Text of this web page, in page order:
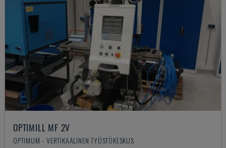
OPTIMILL MF 2V
OPTIMUM - VERTIKAALINEN TYÖSTÖKESKUS